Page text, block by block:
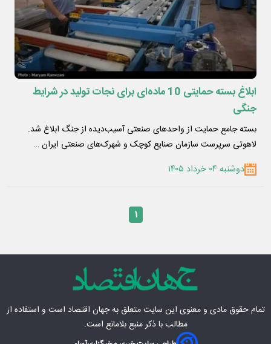
ابلاغ بسته حمایتی 10 ماده‌ای برای نجات تولید در شرایط
جنگی
بسته جامع حمایت از واحدهای صنعتی آسیب‌دیده از جنگ ابلاغ شد.
لاهوتی سرپرست سازمان صنایع کوچک و شهرک‌های صنعتی ایران …
دوشنبه ۰۴ خرداد ۱۴۰۵
۱
تمام حقوق مادی‌ و معنوی این سایت متعلق بهجهان اقتصاد است و استفاده از
مطالب با ذکر منبع بلامانع است.